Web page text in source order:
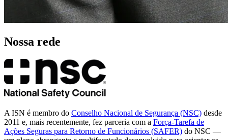
Nossa rede
A ISN é membro do Conselho Nacional de Segurança (NSC) desde
2011 e, mais recentemente, fez parceria com a Força-Tarefa de
Ações Seguras para Retorno de Funcionários (SAFER) do NSC —